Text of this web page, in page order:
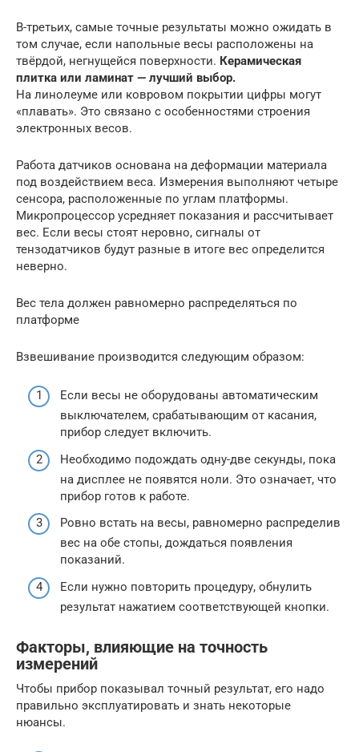
В-третьих, самые точные результаты можно ожидать в
том случае, если напольные весы расположены на
твёрдой, негнущейся поверхности. Керамическая
плитка или ламинат — лучший выбор.
На линолеуме или ковровом покрытии цифры могут
«плавать». Это связано с особенностями строения
электронных весов.
Работа датчиков основана на деформации материала
под воздействием веса. Измерения выполняют четыре
сенсора, расположенные по углам платформы.
Микропроцессор усредняет показания и рассчитывает
вес. Если весы стоят неровно, сигналы от
тензодатчиков будут разные в итоге вес определится
неверно.
Вес тела должен равномерно распределяться по
платформе
Взвешивание производится следующим образом:
Если весы не оборудованы автоматическим
выключателем, срабатывающим от касания,
прибор следует включить.
Необходимо подождать одну-две секунды, пока
на дисплее не появятся ноли. Это означает, что
прибор готов к работе.
Ровно встать на весы, равномерно распределив
вес на обе стопы, дождаться появления
показаний.
Если нужно повторить процедуру, обнулить
результат нажатием соответствующей кнопки.
Факторы, влияющие на точность
измерений
Чтобы прибор показывал точный результат, его надо
правильно эксплуатировать и знать некоторые
нюансы.